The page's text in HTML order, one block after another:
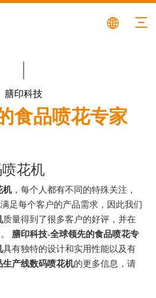
膳印科技
食品喷花专家
花机
机，每个人都有不同的特殊关注，
足每个客户的产品需求，因此我们
质量得到了很多客户的好评，并在
膳印科技-全球领先的食品喷花专
具有独特的设计和实用性能以及有
生产线数码喷花机的更多信息，请